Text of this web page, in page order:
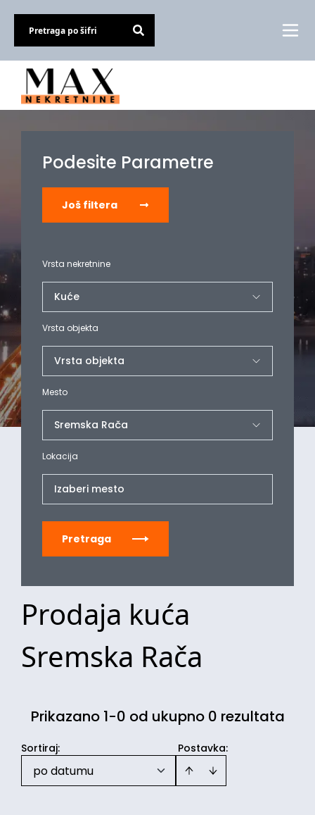
Podesite Parametre
Još filtera
Vrsta nekretnine
Vrsta objekta
Mesto
Lokacija
Izaberi mesto
Pretraga
Prodaja kuća
Sremska Rača
Prikazano 1-0 od ukupno 0 rezultata
Postavka:
Sortiraj:
po datumu